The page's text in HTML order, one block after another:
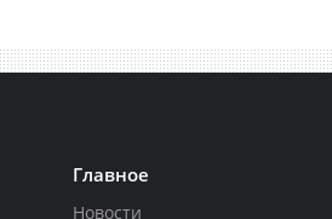
Главное
Новости